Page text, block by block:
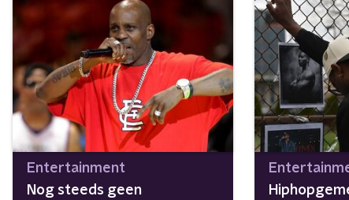
Entertainment
Nog steeds geen